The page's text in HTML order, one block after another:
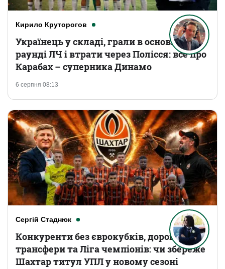
Кирило Круторогов
6 серпня 08:13
Українець у складі, грали в основному
раунді ЛЧ і втрати через Полісся: все про
Карабах – суперника Динамо
Сергій Стаднюк
Конкуренти без єврокубків, дорогі
трансфери та Ліга чемпіонів: чи збереже
Шахтар титул УПЛ у новому сезоні